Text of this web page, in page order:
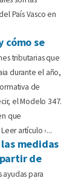
País Vasco en
cómo se
tributarias que
durante el año,
de
el Modelo 347.
que
artículo ›...
medidas
partir de
para